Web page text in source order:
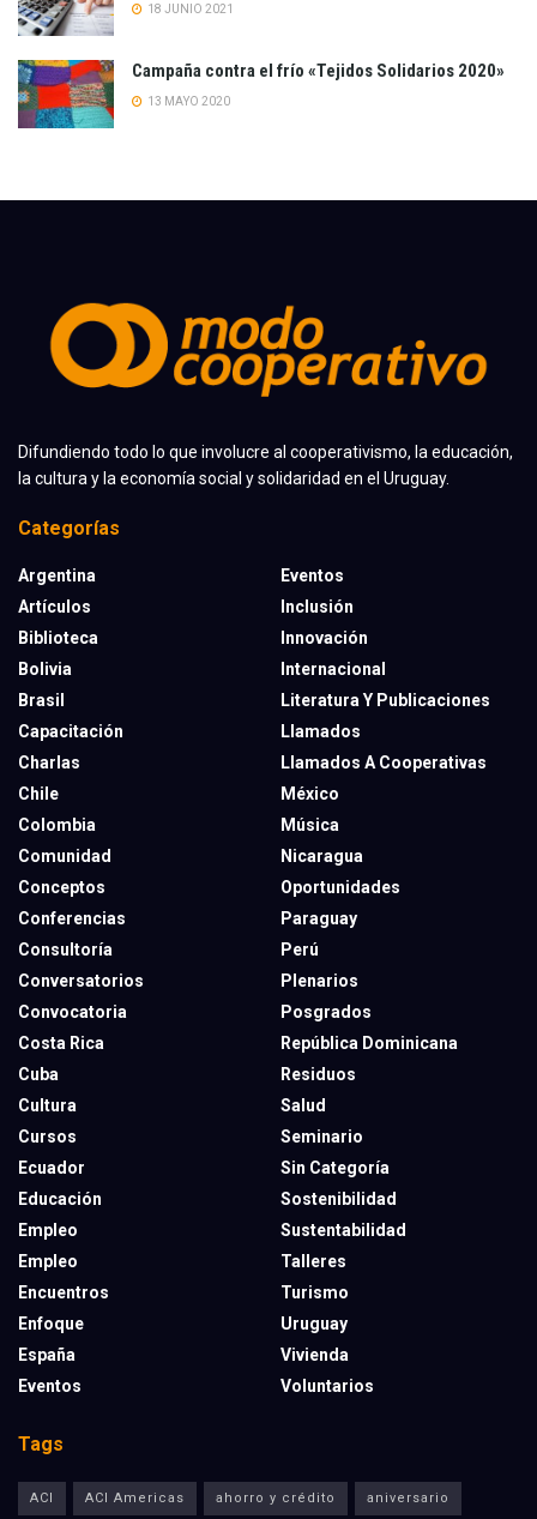
18 JUNIO 2021
Campaña contra el frío «Tejidos Solidarios 2020»
13 MAYO 2020
Difundiendo todo lo que involucre al cooperativismo, la educación,
la cultura y la economía social y solidaridad en el Uruguay.
Categorías
Argentina
Artículos
Biblioteca
Bolivia
Brasil
Capacitación
Charlas
Chile
Colombia
Comunidad
Conceptos
Conferencias
Consultoría
Conversatorios
Convocatoria
Costa Rica
Cuba
Cultura
Cursos
Ecuador
Educación
Empleo
Empleo
Encuentros
Enfoque
España
Eventos
Eventos
Inclusión
Innovación
Internacional
Literatura Y Publicaciones
Llamados
Llamados A Cooperativas
México
Música
Nicaragua
Oportunidades
Paraguay
Perú
Plenarios
Posgrados
República Dominicana
Residuos
Salud
Seminario
Sin Categoría
Sostenibilidad
Sustentabilidad
Talleres
Turismo
Uruguay
Vivienda
Voluntarios
Tags
ACI ACI Americas ahorro y crédito aniversario